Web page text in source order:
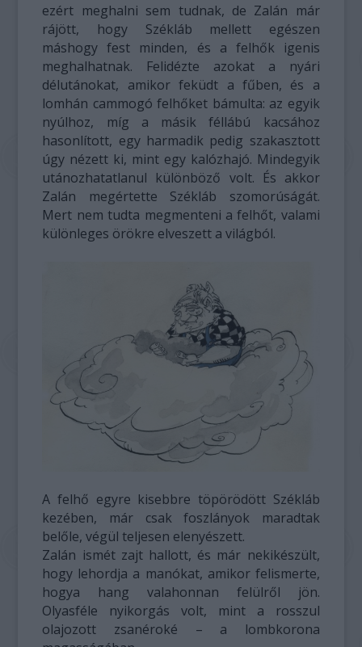
ezért meghalni sem tudnak, de Zalán már
rájött, hogy Székláb mellett egészen
máshogy fest minden, és a felhők igenis
meghalhatnak. Felidézte azokat a nyári
délutánokat, amikor feküdt a fűben, és a
lomhán cammogó felhőket bámulta: az egyik
nyúlhoz, míg a másik féllábú kacsához
hasonlított, egy harmadik pedig szakasztott
úgy nézett ki, mint egy kalózhajó. Mindegyik
utánozhatatlanul különböző volt. És akkor
Zalán megértette Székláb szomorúságát.
Mert nem tudta megmenteni a felhőt, valami
különleges örökre elveszett a világból.
A felhő egyre kisebbre töpörödött Székláb
kezében, már csak foszlányok maradtak
belőle, végül teljesen elenyészett.
Zalán ismét zajt hallott, és már nekikészült,
hogy lehordja a manókat, amikor felismerte,
hogya hang valahonnan felülről jön.
Olyasféle nyikorgás volt, mint a rosszul
olajozott zsanéroké – a lombkorona